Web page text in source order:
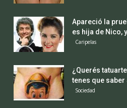
Apareció la
es hija de Nico,
Caripelas
¿Querés
tenes que
Sociedad